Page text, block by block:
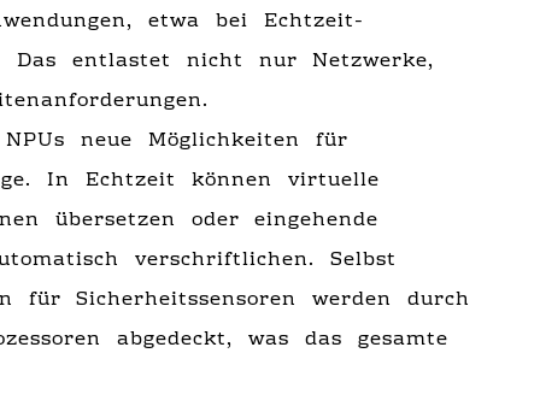
etwa bei Echtzeit-
Das entlastet nicht nur Netzwerke,
neue Möglichkeiten für
In Echtzeit können virtuelle
übersetzen oder eingehende
verschriftlichen. Selbst
für Sicherheitssensoren werden durch
abgedeckt, was das gesamte